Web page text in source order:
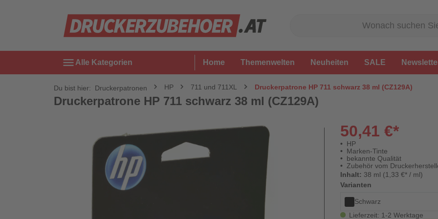
menu Alle Kategorien Home Themenwelten Neuheiten SALE
Du bist hier: Druckerpatronen HP 711 und 711XL Druckerpatrone HP 711 schwarz 38 ml (CZ129A)
Druckerpatrone HP 711 schwarz 38 ml (CZ129A)
50,41 €*
HP
Marken-Tinte
bekannte Qualität
Zubehör vom
Inhalt: 38 ml (1,33 €* / ml)
Varianten
Schwarz
Lieferzeit: 1-2 Werktage